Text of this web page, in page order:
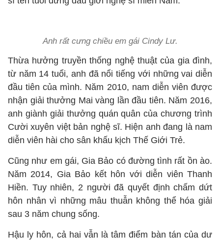
Anh rất cưng chiều em gái Cindy Lư.
Thừa hưởng truyền thống nghệ thuật của gia đình,
từ năm 14 tuổi, anh đã nổi tiếng với những vai diễn
đầu tiên của mình. Năm 2010, nam diễn viên được
nhận giải thưởng Mai vàng lần đầu tiên. Năm 2016,
anh giành giải thưởng quán quân của chương trình
Cười xuyên việt bản nghệ sĩ. Hiện anh đang là nam
diễn viên hài cho sân khấu kịch Thế Giới Trẻ.
Cũng như em gái, Gia Bảo có đường tình rất ồn ào.
Năm 2014, Gia Bảo kết hôn với diễn viên Thanh
Hiền. Tuy nhiên, 2 người đã quyết định chấm dứt
hôn nhân vì những mâu thuẫn không thể hóa giải
sau 3 năm chung sống.
Hậu ly hôn, cả hai vẫn là tâm điểm bàn tán của dư